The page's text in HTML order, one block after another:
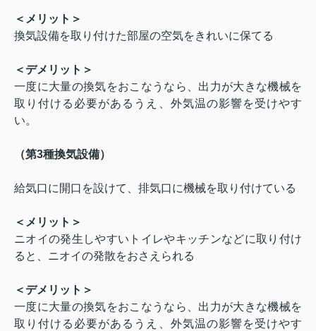
＜メリット＞
換気設備を取り付けた部屋の空気をきれいに保てる
＜デメリット＞
一度に大量の換気をおこなうなら、出力が大きな機械を
取り付ける必要があるうえ、外気温の影響を受けやす
い。
（第3種換気設備）
給気口に開口を設けて、排気口に機械を取り付けている
＜メリット＞
ニオイの発生しやすいトイレやキッチンなどに取り付け
ると、ニオイの発散をおさえられる
＜デメリット＞
一度に大量の換気をおこなうなら、出力が大きな機械を
取り付ける必要があるうえ、外気温の影響を受けやす